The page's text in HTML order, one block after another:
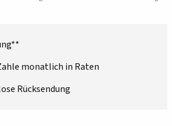
monatlich in Raten
Rücksendung